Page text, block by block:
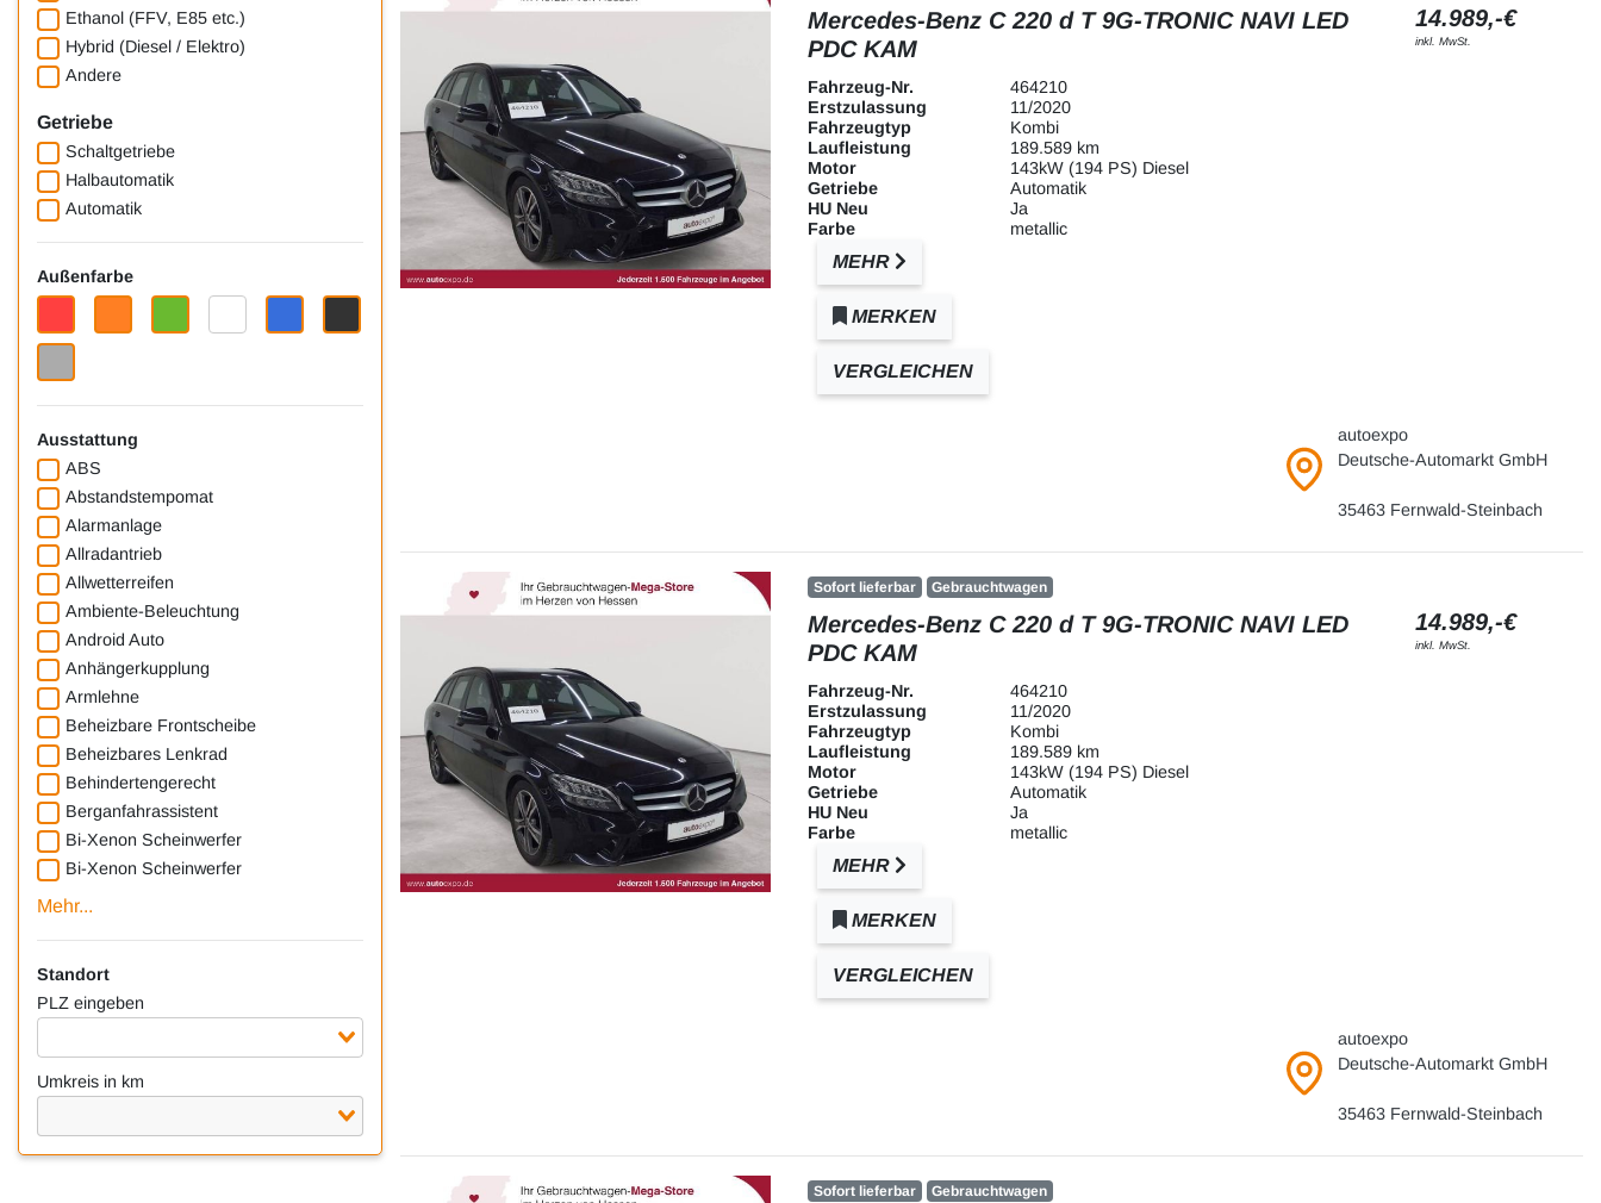
Ethanol (FFV, E85 etc.)
Hybrid (Diesel / Elektro)
Andere
Getriebe
Schaltgetriebe
Halbautomatik
Automatik
Außenfarbe
Ausstattung
ABS
Abstandstempomat
Alarmanlage
Allradantrieb
Allwetterreifen
Ambiente-Beleuchtung
Android Auto
Anhängerkupplung
Armlehne
Beheizbare Frontscheibe
Beheizbares Lenkrad
Behindertengerecht
Berganfahrassistent
Bi-Xenon Scheinwerfer
Bi-Xenon Scheinwerfer
Mehr...
Standort
PLZ eingeben
Umkreis in km
Mercedes-Benz C 220 d T 9G-TRONIC NAVI LED
PDC KAM
14.989,-€
inkl. MwSt.
Fahrzeug-Nr.
464210
Erstzulassung
11/2020
Fahrzeugtyp
Kombi
Laufleistung
189.589 km
Motor
143kW (194 PS) Diesel
Getriebe
Automatik
HU Neu
Ja
Farbe
metallic
MEHR
MERKEN
VERGLEICHEN
autoexpo
Deutsche-Automarkt GmbH
35463 Fernwald-Steinbach
Sofort lieferbar Gebrauchtwagen
Mercedes-Benz C 220 d T 9G-TRONIC NAVI LED
PDC KAM
14.989,-€
inkl. MwSt.
Fahrzeug-Nr.
464210
Erstzulassung
11/2020
Fahrzeugtyp
Kombi
Laufleistung
189.589 km
Motor
143kW (194 PS) Diesel
Getriebe
Automatik
HU Neu
Ja
Farbe
metallic
MEHR
MERKEN
VERGLEICHEN
autoexpo
Deutsche-Automarkt GmbH
35463 Fernwald-Steinbach
Sofort lieferbar Gebrauchtwagen